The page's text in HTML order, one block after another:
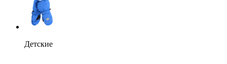
Детские